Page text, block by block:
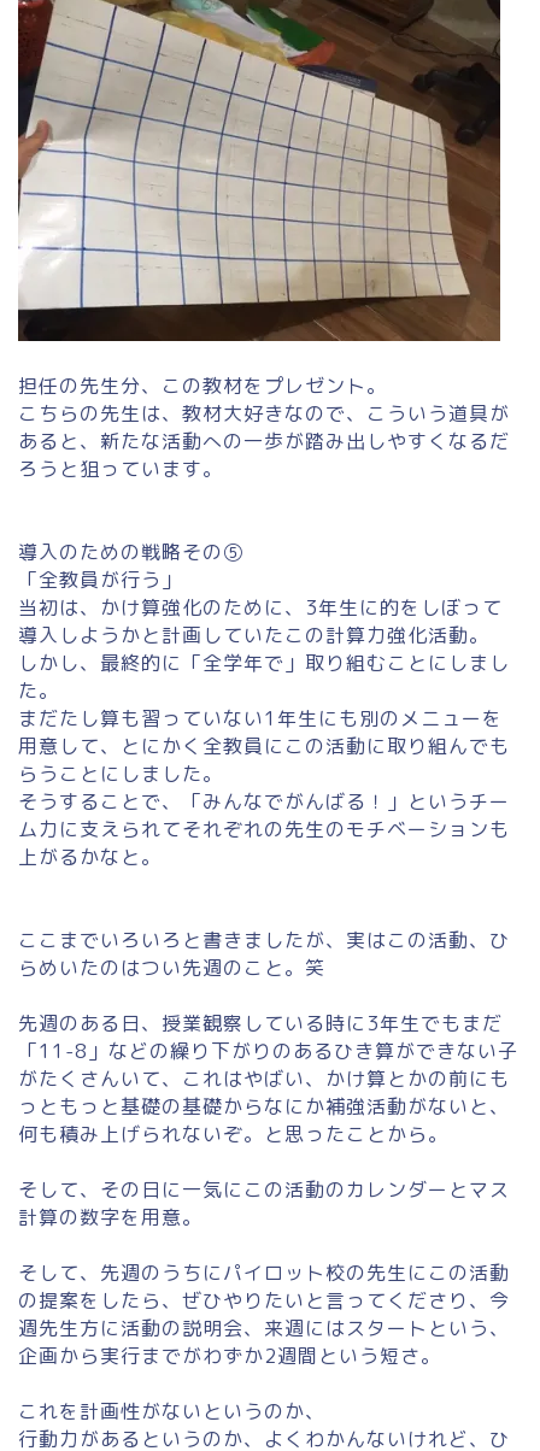
担任の先生分、この教材をプレゼント。
こちらの先生は、教材大好きなので、こういう道具が
あると、新たな活動への一歩が踏み出しやすくなるだ
ろうと狙っています。
導入のための戦略その⑤
「全教員が行う」
当初は、かけ算強化のために、3年生に的をしぼって
導入しようかと計画していたこの計算力強化活動。
しかし、最終的に「全学年で」取り組むことにしまし
た。
まだたし算も習っていない1年生にも別のメニューを
用意して、とにかく全教員にこの活動に取り組んでも
らうことにしました。
そうすることで、「みんなでがんばる！」というチー
ム力に支えられてそれぞれの先生のモチベーションも
上がるかなと。
ここまでいろいろと書きましたが、実はこの活動、ひ
らめいたのはつい先週のこと。笑
先週のある日、授業観察している時に3年生でもまだ
「11-8」などの繰り下がりのあるひき算ができない子
がたくさんいて、これはやばい、かけ算とかの前にも
っともっと基礎の基礎からなにか補強活動がないと、
何も積み上げられないぞ。と思ったことから。
そして、その日に一気にこの活動のカレンダーとマス
計算の数字を用意。
そして、先週のうちにパイロット校の先生にこの活動
の提案をしたら、ぜひやりたいと言ってくださり、今
週先生方に活動の説明会、来週にはスタートという、
企画から実行までがわずか2週間という短さ。
これを計画性がないというのか、
行動力があるというのか、よくわかんないけれど、ひ